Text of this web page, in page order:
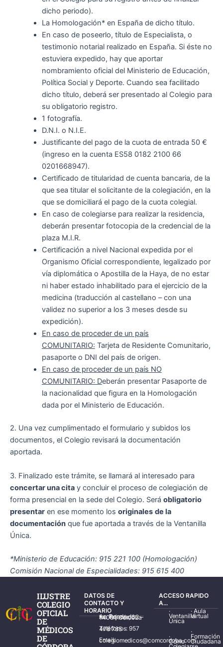
dicho periodo).
La Homologación* en España de dicho título.
En caso de poseerlo, título de Especialista, o
testimonio notarial realizado en España. Si éste no
estuviera expedido, hay que aportar
nombramiento oficial del Ministerio de Educación,
Política Social y Deporte. Cuando sea facilitado
dicho título, deberá ser presentado al Colegio para
su obligatorio registro.
1 fotografía.
D.N.I. o N.I.E.
Justificante del pago de la cuota de entrada 50 €
(ingreso en la cuenta ES58 0182 2100 66
0201668947).
Certificado de titularidad de cuenta bancaria, de la
que sea titular el solicitante de la colegiación, en la
que se domiciliará el pago de la cuota colegial.
En caso de colegiarse para realizar la residencia,
deberán presentar fotocopia de la credencial de la
plaza M.I.R.
Certificación a nivel Nacional expedida por el
Organismo Oficial correspondiente, legalizado por
vía diplomática o Apostilla de la Haya, de no estar
ni haber estado inhabilitado para el ejercicio de la
medicina (traducción al castellano – con una
validez no superior a los 3 meses desde su
expedición).
En caso de proceder de un país
COMUNITARIO: Tarjeta de Residente Comunitario,
pasaporte o DNI del país de origen.
En caso de proceder de un país NO
COMUNITARIO: Deberán presentar Pasaporte de
la nacionalidad que figura en la Homologación
dada por el Ministerio de Educación.
2. Una vez cumplimentado el formulario y subidos los
documentos, el Colegio revisará la documentación
aportada.
3. Finalizado este trámite, se llamará al interesado para
concertar una cita y concluir el proceso de colegiación de
forma presencial en la sede del Colegio. Será obligatorio
presentar en ese momento los originales de la
documentación que fue aportada a través de la Ventanilla
Única.
*Ministerio de Educación: 915 221 100 (Homologación)
Comisión Nacional de Especialidades: 915 615 400
ILUSTRE
COLEGIO
OFICIAL
DE
MÉDICOS
DE
DATOS DE
CONTACTO Y
HORARIO
Av. Ronda de los Tejares, 32 – 14001 Córdoba
Teléfonos: 957 478 785
Email: colegiomedicos@comcordoba.com
ACCESO RAPIDO
A...
·
Ventanilla
Única
·
Cómo
·Aula
Virtual
·
Formación
Ciudadana